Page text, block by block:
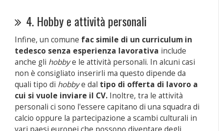
4. Hobby e attività personali
Infine, un comune fac simile di un curriculum in
tedesco senza esperienza lavorativa include
anche gli hobbye le attività personali. In alcuni casi
non è consigliato inserirli ma questo dipende da
quali tipo di hobbye dal tipo di offerta di lavoro a
cui si vuole inviare il CV. Inoltre, tra le attività
personali ci sono l'essere capitano di una squadra di
calcio oppure la partecipazione a scambi culturali in